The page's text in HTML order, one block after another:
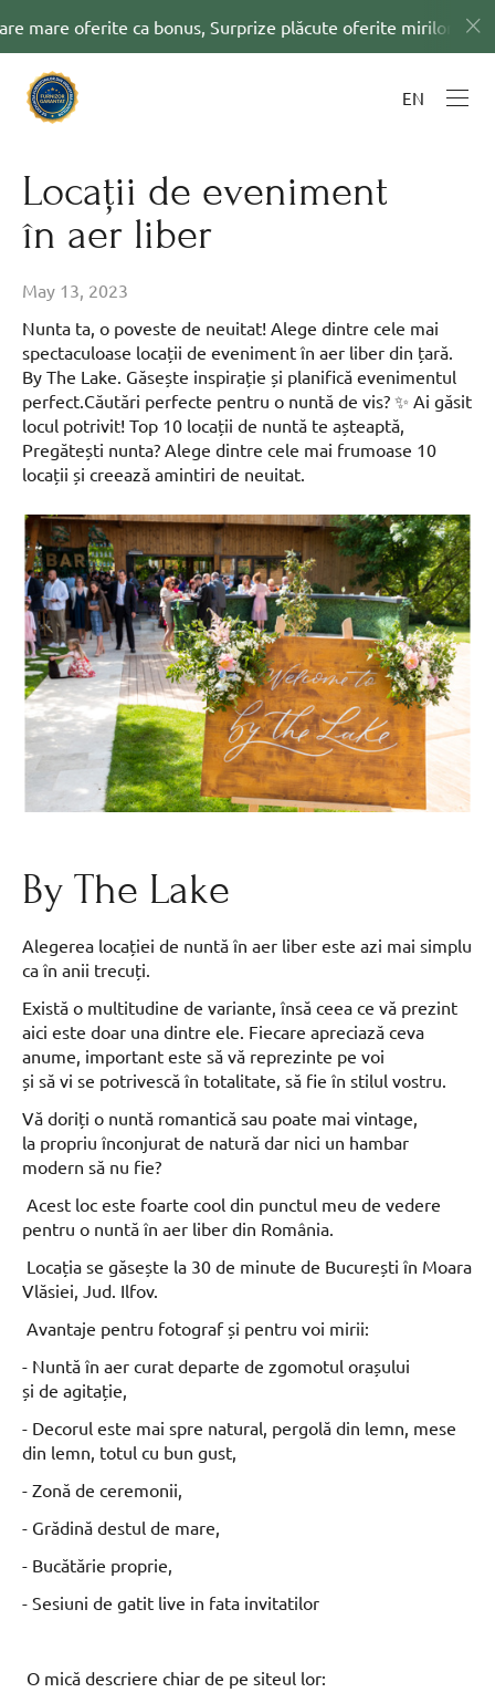
oferite ca bonus, Surprize plăcute oferite mirilor ce
EN
Locații de eveniment
în aer liber
May 13, 2023
Nunta ta, o poveste de neuitat! Alege dintre cele mai
spectaculoase locații de eveniment în aer liber din țară.
By The Lake. Găsește inspirație și planifică evenimentul
perfect.Căutări perfecte pentru o nuntă de vis? ✨ Ai găsit
locul potrivit! Top 10 locații de nuntă te așteaptă,
Pregătești nunta? Alege dintre cele mai frumoase 10
locații și creează amintiri de neuitat.
By The Lake
Alegerea locației de nuntă în aer liber este azi mai simplu
ca în anii trecuți.
Există o multitudine de variante, însă ceea ce vă prezint
aici este doar una dintre ele. Fiecare apreciază ceva
anume, important este să vă reprezinte pe voi
și să vi se potrivescă în totalitate, să fie în stilul vostru.
Vă doriți o nuntă romantică sau poate mai vintage,
la propriu înconjurat de natură dar nici un hambar
modern să nu fie?
Acest loc este foarte cool din punctul meu de vedere
pentru o nuntă în aer liber din România.
Locația se găsește la 30 de minute de București în Moara
Vlăsiei, Jud. Ilfov.
Avantaje pentru fotograf și pentru voi mirii:
- Nuntă în aer curat departe de zgomotul orașului
și de agitație,
- Decorul este mai spre natural, pergolă din lemn, mese
din lemn, totul cu bun gust,
- Zonă de ceremonii,
- Grădină destul de mare,
- Bucătărie proprie,
- Sesiuni de gatit live in fata invitatilor
O mică descriere chiar de pe siteul lor: